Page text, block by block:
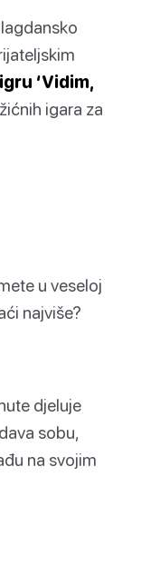
‘Vidim,
igara za
u veseloj
najviše?
djeluje
sobu,
na svojim